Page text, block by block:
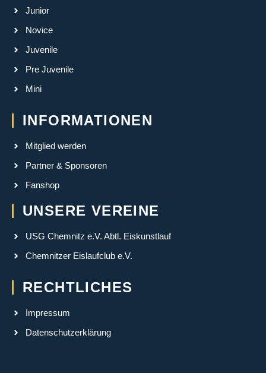
Junior
Novice
Juvenile
Pre Juvenile
Mini
INFORMATIONEN
Mitglied werden
Partner & Sponsoren
Fanshop
UNSERE VEREINE
USG Chemnitz e.V. Abtl. Eiskunstlauf
Chemnitzer Eislaufclub e.V.
RECHTLICHES
Impressum
Datenschutzerklärung